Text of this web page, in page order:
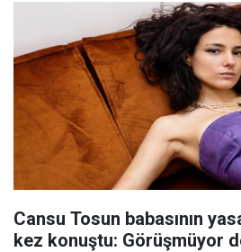
Cansu Tosun babasının
kez konuştu: Görüşmüyor